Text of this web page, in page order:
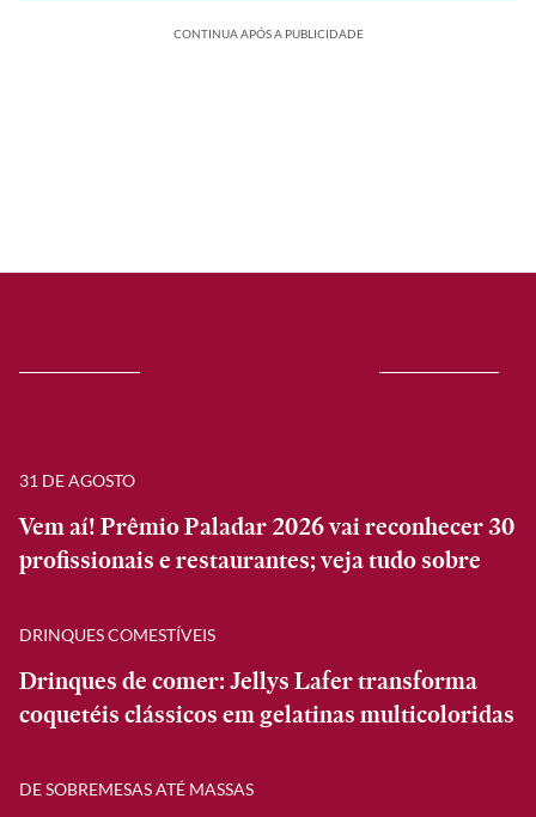
CONTINUA APÓS A PUBLICIDADE
31 DE AGOSTO
Vem aí! Prêmio Paladar 2026 vai reconhecer 30
profissionais e restaurantes; veja tudo sobre
DRINQUES COMESTÍVEIS
Drinques de comer: Jellys Lafer transforma
coquetéis clássicos em gelatinas multicoloridas
DE SOBREMESAS ATÉ MASSAS